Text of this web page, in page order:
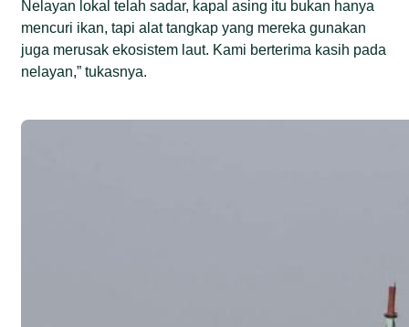
Nelayan lokal telah sadar, kapal asing itu bukan hanya
mencuri ikan, tapi alat tangkap yang mereka gunakan
juga merusak ekosistem laut. Kami berterima kasih pada
nelayan,” tukasnya.